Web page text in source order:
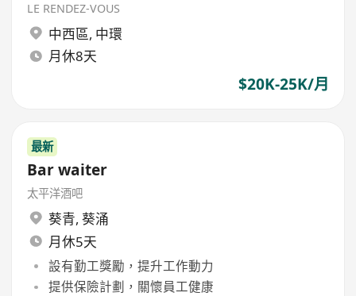
LE RENDEZ-VOUS
中西區, 中環
月休8天
$20K-25K/月
最新
Bar waiter
太平洋酒吧
葵青, 葵涌
月休5天
設有勤工獎勵，提升工作動力
提供保險計劃，關懷員工健康